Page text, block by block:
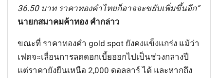
36.50 บาท ราคาทองคำไทยก็อาจจะขยับเพิ่มขึ้นอีก”
นายกสมาคมค้าทอง คำกล่าว
ขณะที่ ราคาทองคำ gold spot ยังคงแข็งแกร่ง แม้ว่า
เฟดจะเลื่อนการลดดอกเบี้ยออกไปเป็นช่วงกลางปี
แต่ราคายังยืนเหนือ 2,000 ดอลลาร์ ได้ และหากถึง